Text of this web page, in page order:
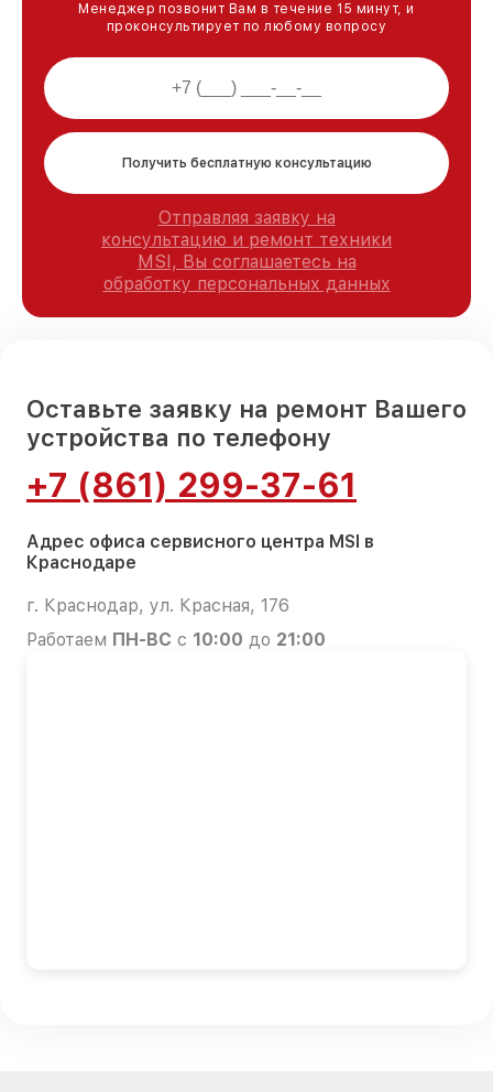
Менеджер позвонит Вам в течение 15 минут, и
проконсультирует по любому вопросу
Получить бесплатную консультацию
Отправляя заявку на
консультацию и ремонт техники
MSI, Вы соглашаетесь на
обработку персональных данных
Оставьте заявку на ремонт Вашего
устройства по телефону
+7 (861) 299-37-61
Адрес офиса сервисного центра MSI в
Краснодаре
г. Краснодар, ул. Красная, 176
Работаем ПН-ВС с 10:00 до 21:00